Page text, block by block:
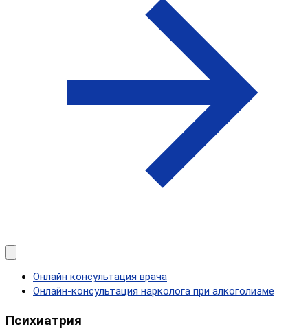
Онлайн консультация врача
Онлайн-консультация нарколога при алкоголизме
Психиатрия